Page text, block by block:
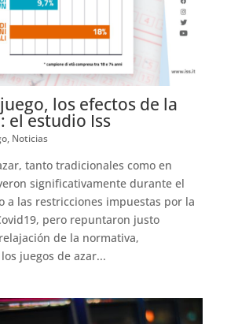
los efectos de la
el estudio Iss
, Noticias
tanto tradicionales como en
significativamente durante el
a las restricciones impuestas por la
pero repuntaron justo
de la normativa,
juegos de azar...